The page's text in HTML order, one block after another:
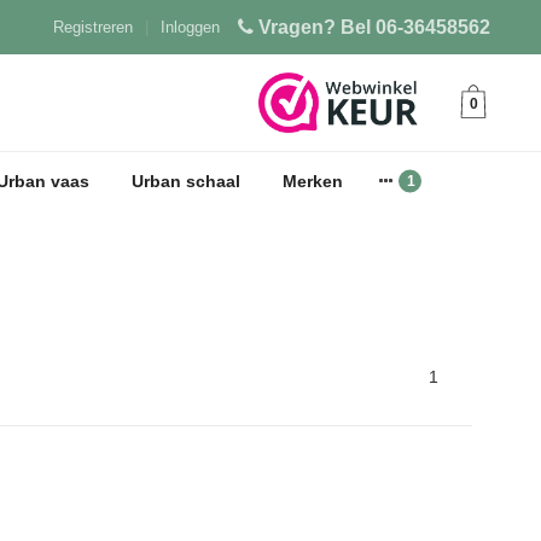
Vragen? Bel 06-36458562
Inloggen
Registreren
0
vaas Urban schaal Merken
1